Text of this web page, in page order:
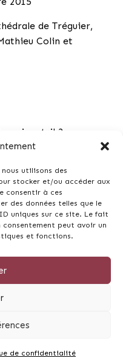
utilisons des
stocker et/ou accéder aux
consentir à ces
des données telles que le
uniques sur ce site. Le fait
peut avoir un
et fonctions.
de confidentialité
de Tréguier,
Colin et
quoi sert-il ?
13 mai 2022
Yves Avril
réservés -
-
Skill Designà Lannion